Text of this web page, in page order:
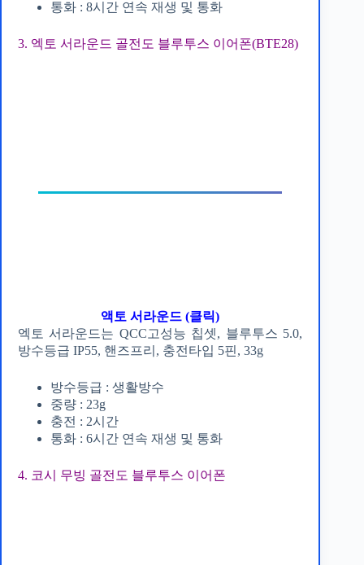
통화 : 8시간 연속 재생 및 통화
3. 엑토 서라운드 골전도 블루투스 이어폰(BTE28)
액토 서라운드 (클릭)
엑토 서라운드는 QCC고성능 칩셋, 블루투스 5.0,
방수등급 IP55, 핸즈프리, 충전타입 5핀, 33g
방수등급 : 생활방수
중량 : 23g
충전 : 2시간
통화 : 6시간 연속 재생 및 통화
4. 코시 무빙 골전도 블루투스 이어폰